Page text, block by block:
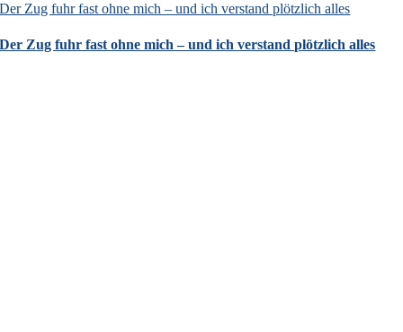
Der Zug fuhr fast ohne mich – und ich verstand plötzlich alles
Der Zug fuhr fast ohne mich – und ich verstand plötzlich alles